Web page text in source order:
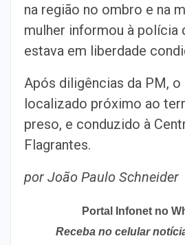
na região no ombro e na
mulher informou à polícia
estava em liberdade
Após diligências da PM,
localizado próximo ao
preso, e conduzido à
Flagrantes.
por João Paulo Schneider
Portal Infonet no
Receba no celular